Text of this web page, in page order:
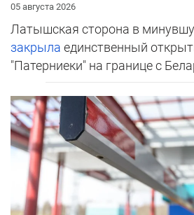
05 августа 2026
Латышская сторона в
закрыла единственный
"Патерниеки" на границе с